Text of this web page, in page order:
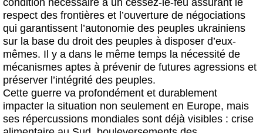
respect des frontières et l’ouverture de négociations
qui garantissent l’autonomie des peuples ukrainiens
sur la base du droit des peuples à disposer d’eux-
mêmes. Il y a dans le même temps la nécessité de
mécanismes aptes à prévenir de futures agressions et
préserver l’intégrité des peuples.
Cette guerre va profondément et durablement
impacter la situation non seulement en Europe, mais
ses répercussions mondiales sont déjà visibles : crise